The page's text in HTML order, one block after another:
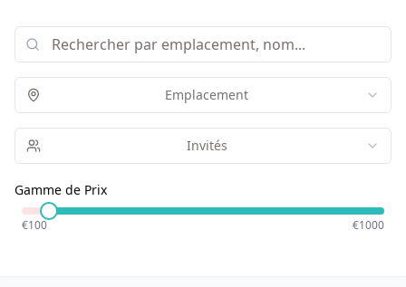
Emplacement
Invités
Gamme de Prix
€100 €1000